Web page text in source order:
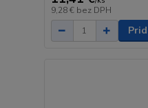
9,28 € bez DPH